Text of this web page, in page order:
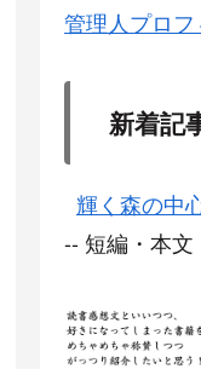
管理人プロ
新着記
輝く森の中
-- 短編・本文